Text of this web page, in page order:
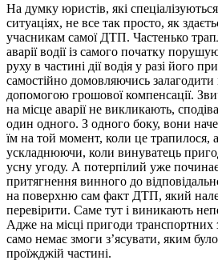
На думку юристів, які
ситуаціях, не все так просто, як
учасникам самої ДТП. Частенько
аварії водії із самого початку
руху в частині дії водія у разі його
самостійно домовляючись залагодити
допомогою грошової компенсації.
на місце аварії не викликають,
один одного. З одного боку, вони
їм на той момент, коли це
ускладнюючи, коли винуватець
усну угоду. А потерпілий уже
притягнення винного до
на поверхню сам факт ДТП, який
перевірити. Саме тут і виникають
Адже на місці пригоди транспортних
само немає змоги з’ясувати, яким
проїжджій частині.